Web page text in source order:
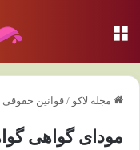
مجله لاکو / قوانین حقوقی
مودای گواهی